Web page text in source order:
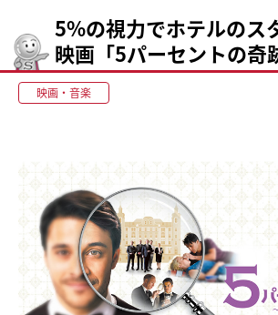
5%の視力でホテルのス
映画「5パーセントの奇
映画・音楽